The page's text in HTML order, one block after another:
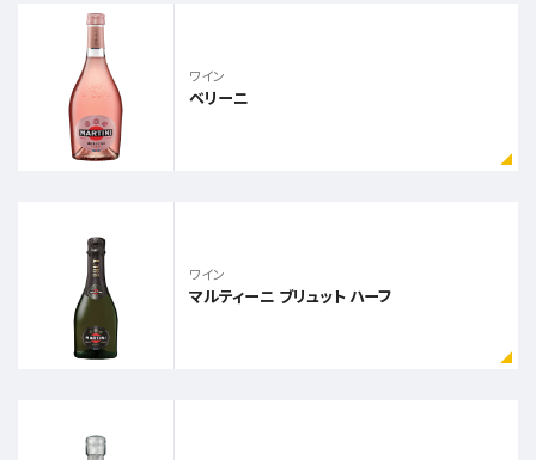
ワイン
ベリーニ
ワイン
マルティーニ ブリュット ハーフ